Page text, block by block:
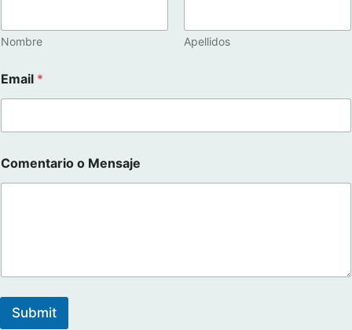
Nombre Apellidos
Email *
e
n
s
Comentario o Mensaje
Submit